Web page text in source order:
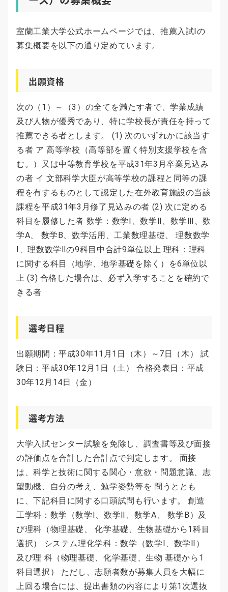
室蘭工業大学公式ホームページでは、推薦入試Ⅰの
募集概要を以下の通り定めています。
出願資格
次の（1）～（3）の全てを満たす者で、学業成績
及び人物が優秀であり、特に学校長が責任を持って
推薦できる者とします。 (1) 次のいずれかに該当す
る者 ア 高等学校（高等部を置く特別支援学校を含
む。）又は中等教育学校を平成31年3月卒業見込み
の者 イ 文部科学大臣が高等学校の課程と同等の課
程を有するものとして認定した在外教育施設の当該
課程を平成31年3月修了見込みの者 (2) 次に定める
科目を履修した者 数学：数学Ⅰ、数学Ⅱ、数学Ⅲ、数
学A、 数学B、数学活用、工業数理基礎、 理数数学
Ⅰ、理数数学Ⅱの9科目中合計9単位以上 理科：理科
に関する科目（地学、地学基礎を除く）を6単位以
上 (3) 合格した場合は、必ず入学することを確約で
きる者
選考日程
出願期間：平成30年11月1日（木）～7日（木） 試
験日：平成30年12月1日（土） 合格発表日：平成
30年12月14日（金）
選考方法
大学入試センター試験を免除し、調査書等及び面接
の評価点を合計した合計点で判定します。 面接
は、科学と技術に関する関心・意欲・問題意識、志
望動機、自分の考え、勉学姿勢等を 問うととも
に、下記科目に関する口頭試問も行います。 創造
工学科：数学（数学Ⅰ、数学Ⅱ、数学A、 数学B）及
び理科（物理基礎、 化学基礎、生物基礎から1科目
選択） システム理化学科：数学（数学Ⅰ、数学Ⅱ）
及び理 科（物理基礎、化学基礎、生物 基礎から1
科目選択） ただし、志願者数が募集人員を大幅に
上回る場合には、提出書類の内容により第1次選抜